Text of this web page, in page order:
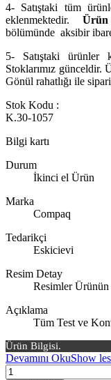
4- Satıştaki tüm
eklenmektedir.
bölümünde aksibir
5- Satıştaki ürünler
Stoklarımız günceldir.
Gönül rahatlığı ile
Stok Kodu :
K.30-1057
Bilgi kartı
Durum
İkinci el Ürün
Marka
Compaq
Tedarikçi
Eskicievi
Resim Detay
Resimler
Açıklama
Tüm Test ve
Ürün Bilgisi.
Devamını OkuShow